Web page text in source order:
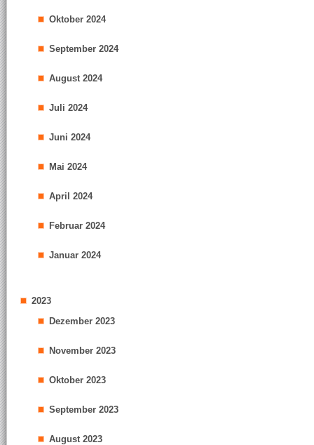
Oktober 2024
September 2024
August 2024
Juli 2024
Juni 2024
Mai 2024
April 2024
Februar 2024
Januar 2024
2023
Dezember 2023
November 2023
Oktober 2023
September 2023
August 2023